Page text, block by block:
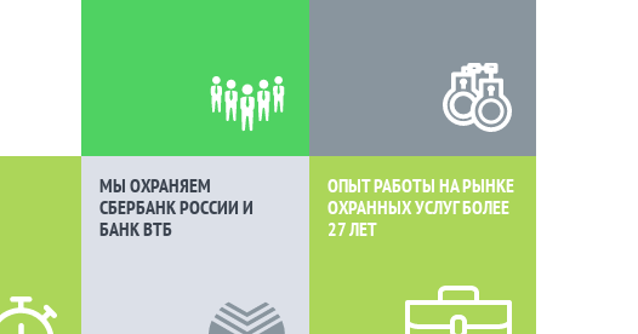
МЫ ОХРАНЯЕМ
СБЕРБАНК РОССИИ И
БАНК ВТБ
ОПЫТ РАБОТЫ НА РЫНКЕ
ОХРАННЫХ УСЛУГ БОЛЕЕ
27 ЛЕТ